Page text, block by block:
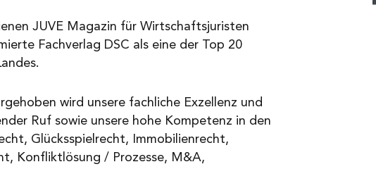
JUVE Magazin für Wirtschaftsjuristen
Fachverlag DSC als eine der Top 20
wird unsere fachliche Exzellenz und
Ruf sowie unsere hohe Kompetenz in den
Glücksspielrecht, Immobilienrecht,
Konfliktlösung / Prozesse, M&A,